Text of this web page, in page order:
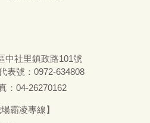
中社里鎮政路101號
表號：0972-634808
：04-26270162
霸凌專線】